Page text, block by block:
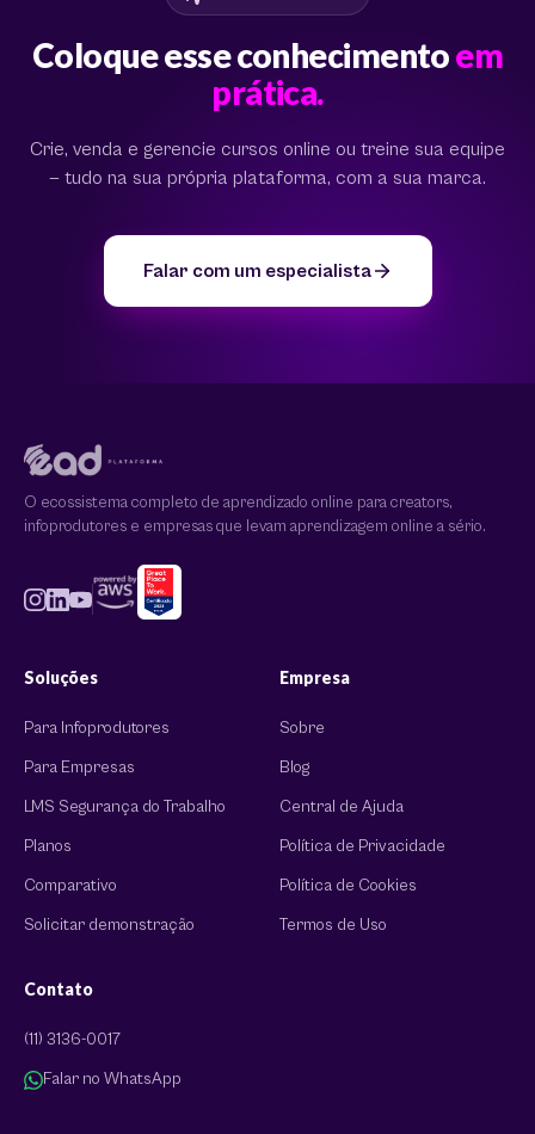
Coloque esse conhecimentoem
prática.
Crie, venda e gerencie cursos online ou treine sua equipe
— tudo na sua própria plataforma, com a sua marca.
Falar com um especialista
O ecossistema completo de aprendizado online para creators,
infoprodutores e empresas que levam aprendizagem online a sério.
Soluções
Para Infoprodutores
Para Empresas
LMS Segurança do Trabalho
Planos
Comparativo
Solicitar demonstração
Empresa
Sobre
Blog
Central de Ajuda
Política de Privacidade
Política de Cookies
Termos de Uso
Contato
(11) 3136-0017
Falar no WhatsApp